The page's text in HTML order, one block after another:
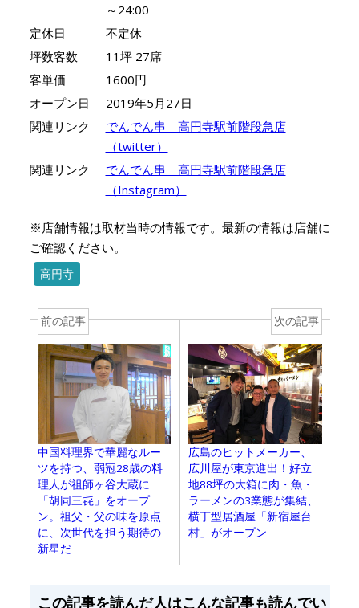
～24:00
定休日
不定休
坪数客数
11坪 27席
客単価
1600円
オープン日
2019年5月27日
関連リンク
でんでん串 高円寺駅前階段急店
（twitter）
関連リンク
でんでん串 高円寺駅前階段急店
（Instagram）
※店舗情報は取材当時の情報です。最新の情報は店舗に
ご確認ください。
高円寺
前の記事
中国料理界で華麗なルー
ツを持つ、弱冠28歳の料
理人が祖師ヶ谷大蔵に
「胡同三㐂」をオープ
ン。祖父・父の味を原点
に、次世代を担う期待の
新星だ
次の記事
広島のヒットメーカー、
広川屋が東京進出！好立
地88坪の大箱に肉・魚・
ラーメンの3業態が集結、
横丁型居酒屋「新宿屋台
村」がオープン
この記事を読んだ人はこんな記事も読んでい